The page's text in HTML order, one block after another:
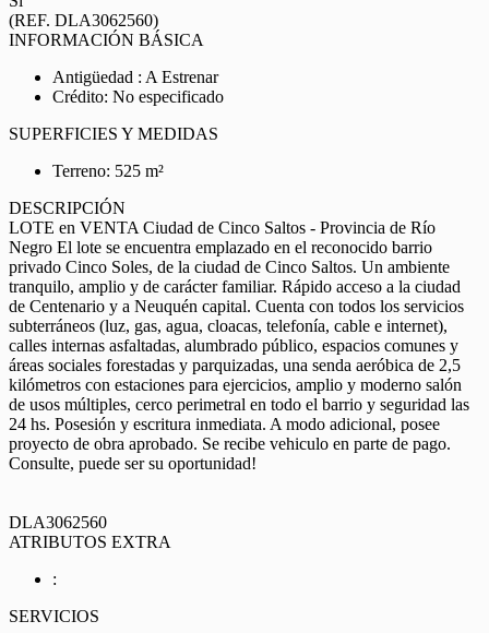
(REF. DLA3062560)
INFORMACIÓN BÁSICA
Antigüedad : A Estrenar
Crédito: No especificado
SUPERFICIES Y MEDIDAS
Terreno: 525 m²
DESCRIPCIÓN
LOTE en VENTA Ciudad de Cinco Saltos - Provincia de Río
Negro El lote se encuentra emplazado en el reconocido barrio
privado Cinco Soles, de la ciudad de Cinco Saltos. Un ambiente
tranquilo, amplio y de carácter familiar. Rápido acceso a la ciudad
de Centenario y a Neuquén capital. Cuenta con todos los servicios
subterráneos (luz, gas, agua, cloacas, telefonía, cable e internet),
calles internas asfaltadas, alumbrado público, espacios comunes y
áreas sociales forestadas y parquizadas, una senda aeróbica de 2,5
kilómetros con estaciones para ejercicios, amplio y moderno salón
de usos múltiples, cerco perimetral en todo el barrio y seguridad las
24 hs. Posesión y escritura inmediata. A modo adicional, posee
proyecto de obra aprobado. Se recibe vehiculo en parte de pago.
Consulte, puede ser su oportunidad!
DLA3062560
ATRIBUTOS EXTRA
:
SERVICIOS